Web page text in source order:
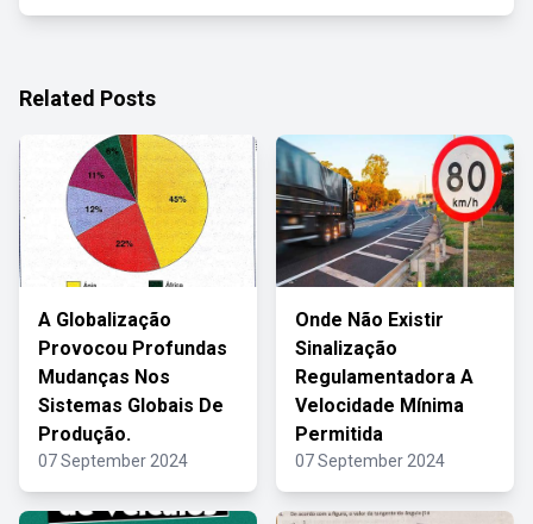
Related Posts
A Globalização
Provocou Profundas
Mudanças Nos
Sistemas Globais De
Produção.
07 September 2024
Onde Não Existir
Sinalização
Regulamentadora A
Velocidade Mínima
Permitida
07 September 2024